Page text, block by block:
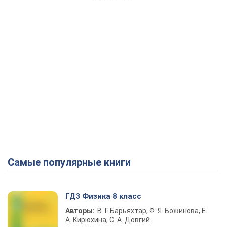
Самые популярные книги
ГДЗ Физика 8 класс
Авторы: В. Г. Барьяхтар, Ф. Я. Божинова, Е.
А. Кирюхина, С. А. Довгий